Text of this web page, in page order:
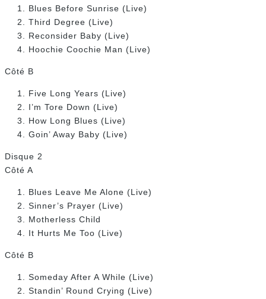
Blues Before Sunrise (Live)
Third Degree (Live)
Reconsider Baby (Live)
Hoochie Coochie Man (Live)
Côté B
Five Long Years (Live)
I’m Tore Down (Live)
How Long Blues (Live)
Goin’ Away Baby (Live)
Disque 2
Côté A
Blues Leave Me Alone (Live)
Sinner’s Prayer (Live)
Motherless Child
It Hurts Me Too (Live)
Côté B
Someday After A While (Live)
Standin’ Round Crying (Live)